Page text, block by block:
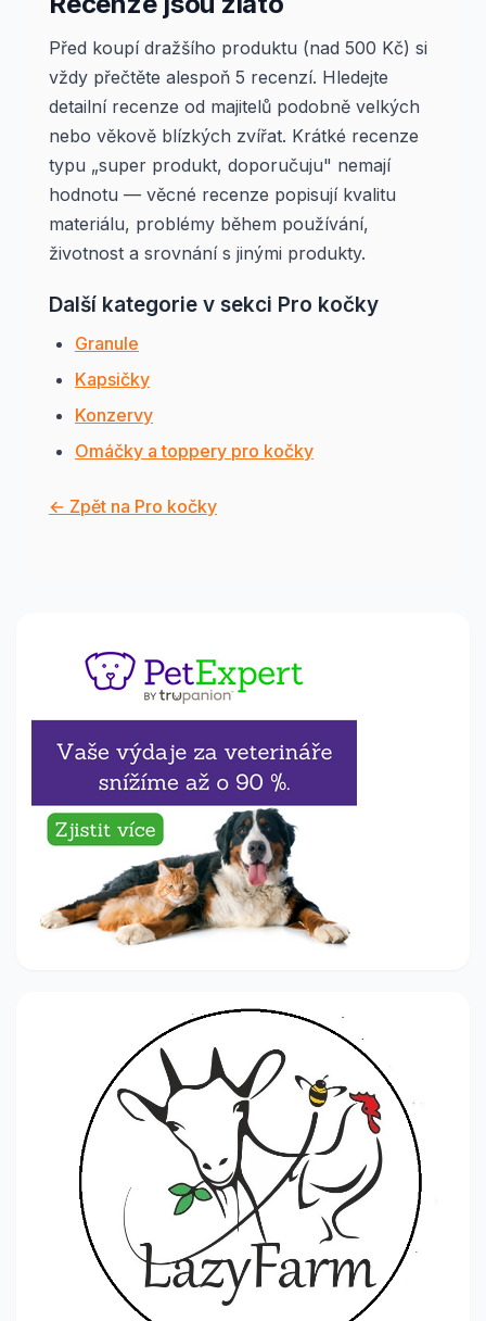
Před koupí dražšího produktu (nad 500 Kč) si
vždy přečtěte alespoň 5 recenzí. Hledejte
detailní recenze od majitelů podobně velkých
nebo věkově blízkých zvířat. Krátké recenze
typu „super produkt, doporučuju" nemají
hodnotu — věcné recenze popisují kvalitu
materiálu, problémy během používání,
životnost a srovnání s jinými produkty.
Další kategorie v sekci Pro kočky
Granule
Kapsičky
Konzervy
Omáčky a toppery pro kočky
← Zpět na Pro kočky